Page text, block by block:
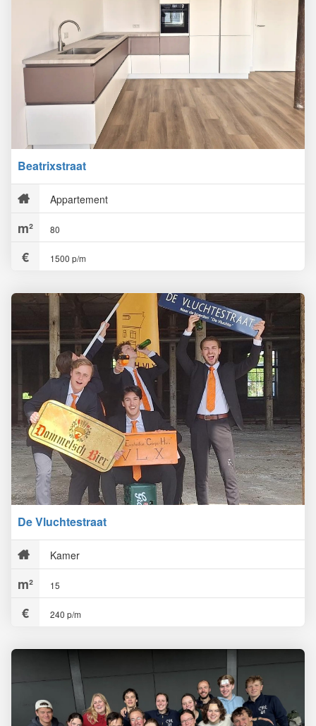
Beatrixstraat
Appartement
80
1500 p/m
De Vluchtestraat
Kamer
15
240 p/m